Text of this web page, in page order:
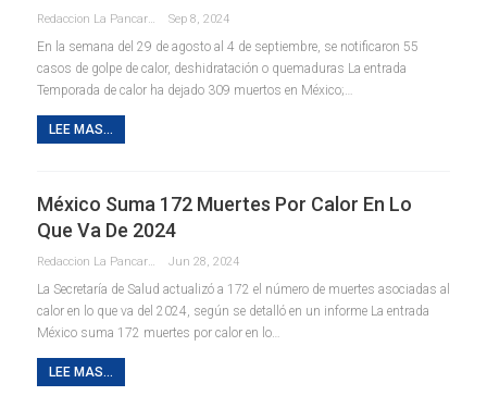
Redaccion La Pancarta De Quintana Roo Sep 8, 2024
En la semana del 29 de agosto al 4 de septiembre, se notificaron 55
casos de golpe de calor, deshidratación o quemaduras La entrada
Temporada de calor ha dejado 309 muertos en México;…
LEE MAS...
México Suma 172 Muertes Por Calor En Lo
Que Va De 2024
Redaccion La Pancarta De Quintana Roo Jun 28, 2024
La Secretaría de Salud actualizó a 172 el número de muertes asociadas al
calor en lo que va del 2024, según se detalló en un informe La entrada
México suma 172 muertes por calor en lo…
LEE MAS...